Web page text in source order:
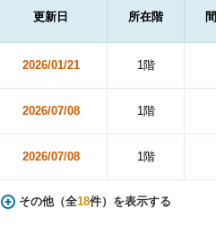
更新日 所在階
2026/01/21 1階
2026/07/08 1階
2026/07/08 1階
その他（全18件）を表示する